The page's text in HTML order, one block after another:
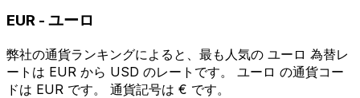
EUR - ユーロ
弊社の通貨ランキングによると、最も人気の ユーロ 為替レ
ートは EUR から USD のレートです。 ユーロ の通貨コー
ドは EUR です。 通貨記号は € です。